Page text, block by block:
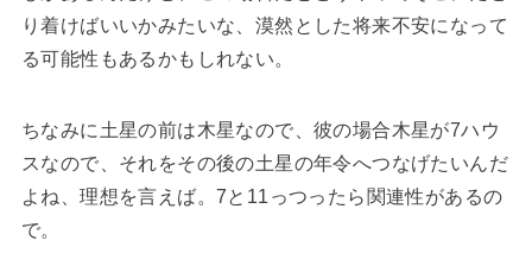
り着けばいいかみたいな、漠然とした将来不安になって
る可能性もあるかもしれない。
ちなみに土星の前は木星なので、彼の場合木星が7ハウ
スなので、それをその後の土星の年令へつなげたいんだ
よね、理想を言えば。7と11っつったら関連性があるの
で。